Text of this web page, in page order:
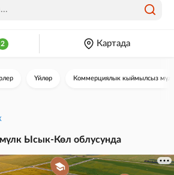
2 Картада
Үйлөр Коммерциялык кыймылсыз
Ысык-Көл облусунда